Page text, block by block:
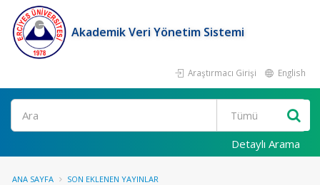
Akademik Veri Yönetim Sistemi
Araştırmacı Girişi English
Ara
Detaylı Arama
ANA SAYFA SON EKLENEN YAYINLAR